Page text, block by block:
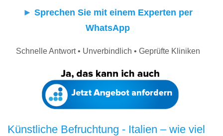
► Sprechen Sie mit einem Experten per
WhatsApp
Schnelle Antwort • Unverbindlich • Geprüfte Kliniken
Künstliche Befruchtung - Italien – wie viel